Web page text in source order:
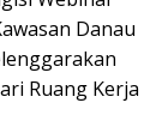
Danau
Ruang Kerja